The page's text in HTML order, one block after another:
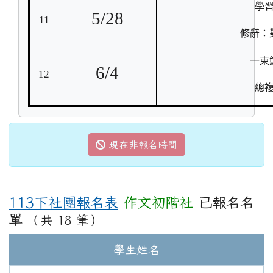
11 5/28
學
修辭：
12 6/4
一束
總
現在非報名時間
113下社團報名表 作文初階社 已報名名
單
（共 18 筆）
學生姓名